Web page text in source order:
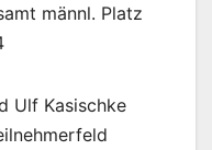
männl. Platz
Ulf Kasischke